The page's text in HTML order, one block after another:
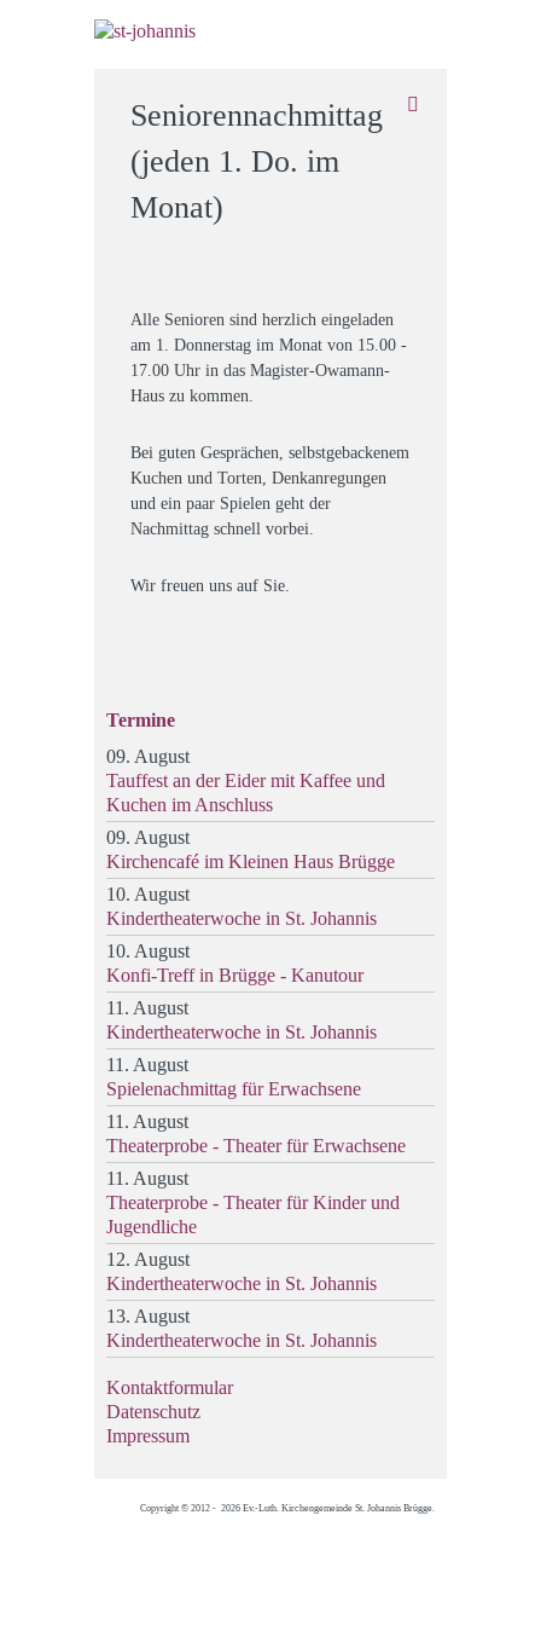
Seniorennachmittag
(jeden 1. Do. im
Monat)
Alle Senioren sind herzlich eingeladen
am 1. Donnerstag im Monat von 15.00 -
17.00 Uhr in das Magister-Owamann-
Haus zu kommen.
Bei guten Gesprächen, selbstgebackenem
Kuchen und Torten, Denkanregungen
und ein paar Spielen geht der
Nachmittag schnell vorbei.
Wir freuen uns auf Sie.
Termine
09. August
Tauffest an der Eider mit Kaffee und
Kuchen im Anschluss
09. August
Kirchencafé im Kleinen Haus Brügge
10. August
Kindertheaterwoche in St. Johannis
10. August
Konfi-Treff in Brügge - Kanutour
11. August
Kindertheaterwoche in St. Johannis
11. August
Spielenachmittag für Erwachsene
11. August
Theaterprobe - Theater für Erwachsene
11. August
Theaterprobe - Theater für Kinder und
Jugendliche
12. August
Kindertheaterwoche in St. Johannis
13. August
Kindertheaterwoche in St. Johannis
Kontaktformular
Datenschutz
Impressum
Copyright © 2012 - 2026 Ev.-Luth. Kirchengemeinde St. Johannis Brügge.